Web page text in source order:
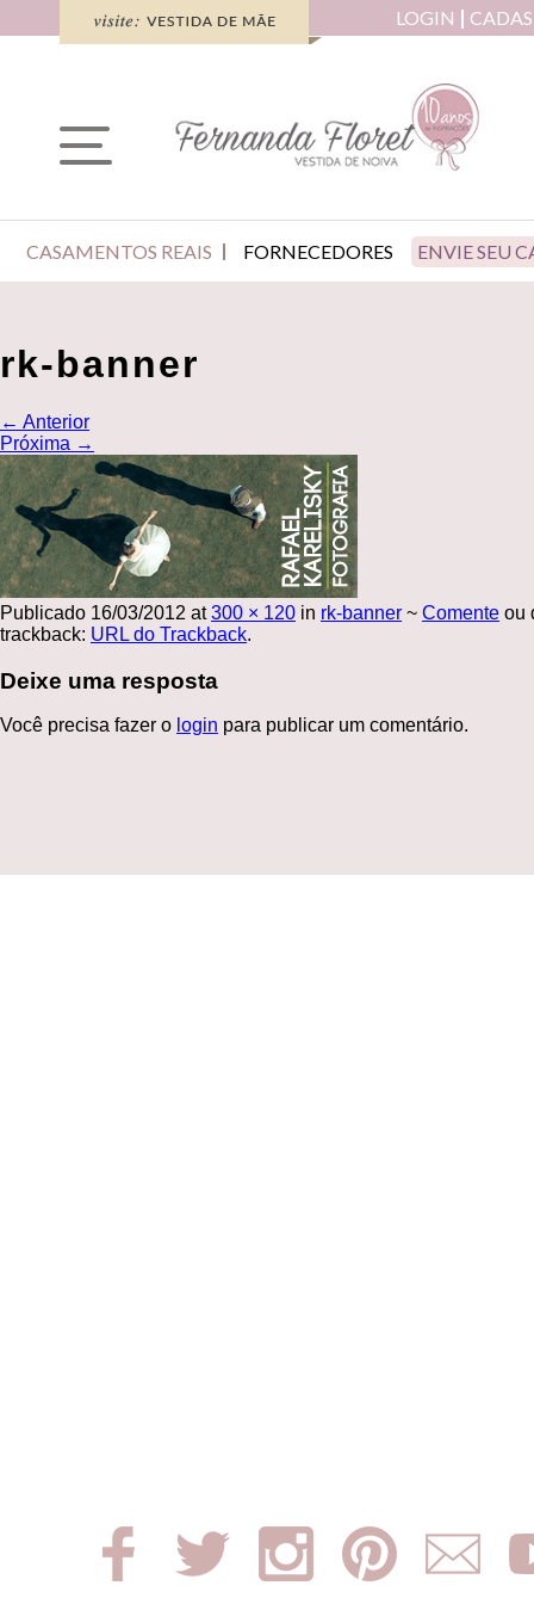
LOGIN
CASAMENTOS REAIS FORNECEDORES ENVIE SEU
rk-banner
← Anterior
Próxima →
Publicado 16/03/2012 at300 × 120 in rk-banner ~ Comente ou
trackback: URL do Trackback.
Deixe uma resposta
Você precisa fazer o login para publicar um comentário.